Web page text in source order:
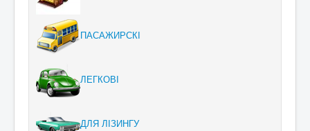
ПАСАЖИРСКІ
ЛЕГКОВІ
ДЛЯ ЛІЗИНГУ